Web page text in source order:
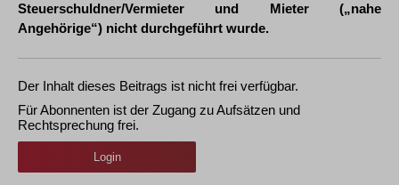
Steuerschuldner/Vermieter und Mieter („nahe
Angehörige“) nicht durchgeführt wurde.
Der Inhalt dieses Beitrags ist nicht frei verfügbar.
Für Abonnenten ist der Zugang zu Aufsätzen und
Rechtsprechung frei.
Login